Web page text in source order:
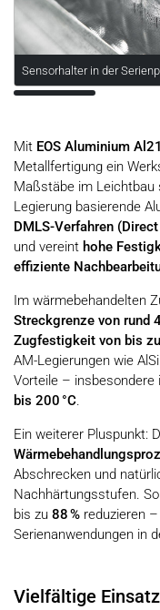
Sensorhalter in der
Mit EOS Aluminium
Metallfertigung ein
Maßstäbe im Leichtbau
Legierung basierende
DMLS-Verfahren
und vereint hohe
effiziente
Im wärmebehandelten
Streckgrenze von rund
Zugfestigkeit von bis
AM-Legierungen wie
Vorteile –
bis 200 °C.
Ein weiterer Pluspunkt:
Abschrecken und
Nachhärtungsstufen.
bis zu 88 % reduzieren
Serienanwendungen in
Vielfältige